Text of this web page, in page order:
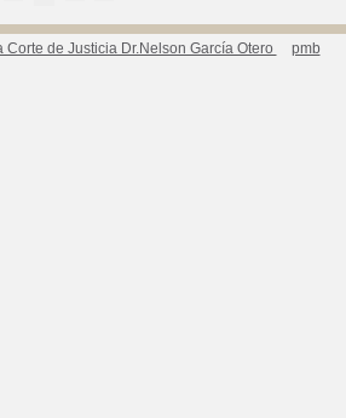
Corte de Justicia Dr.Nelson García Otero pmb